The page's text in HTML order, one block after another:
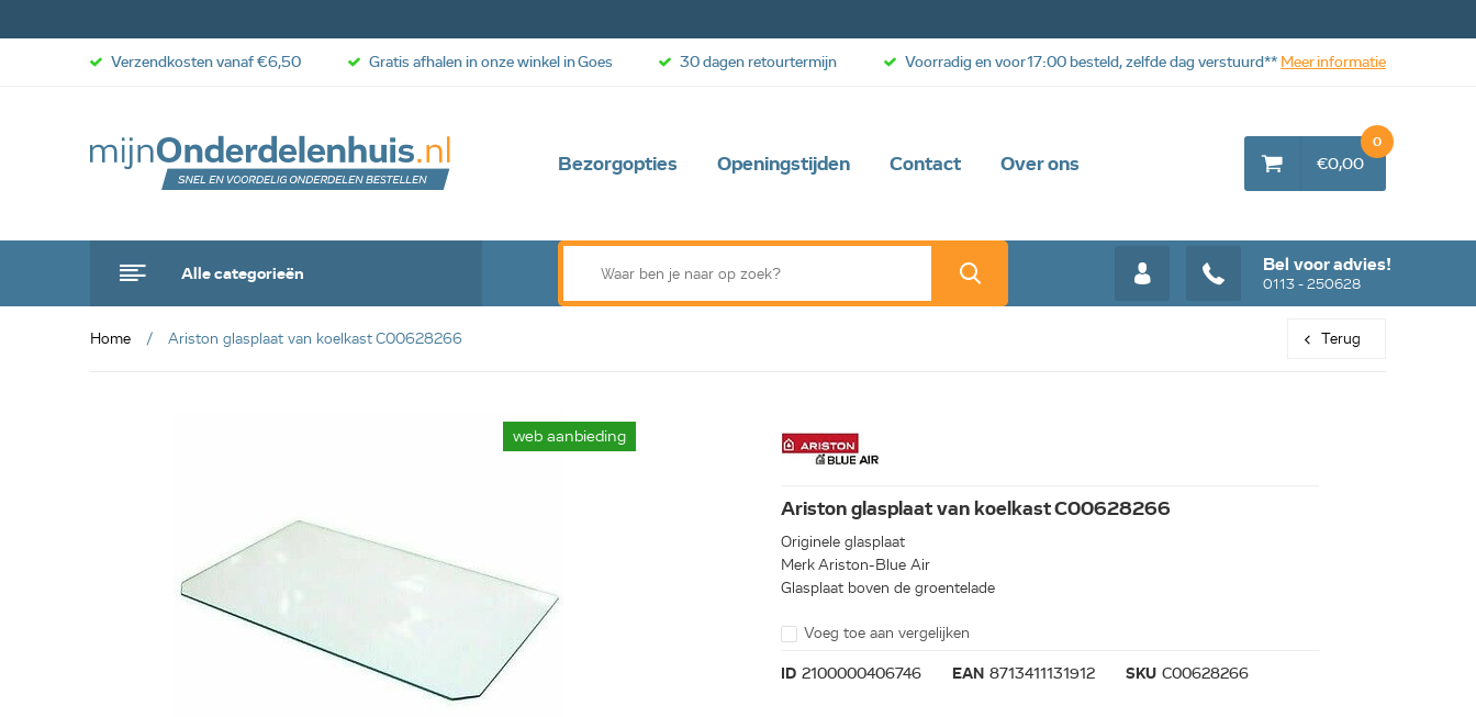
Bezorgopties Openingstijden Contact Over ons
Alle categorieën Bel voor advies!
0113 - 250628
€0,00
0
Verzendkosten vanaf €6,50 Gratis afhalen in onze winkel in Goes 30 dagen retourtermijn Voorradig en voor 17:00 besteld, zelfde dag verstuurd** Meer informatie
Home Ariston glasplaat van koelkast C00628266 Terug
web aanbieding
Ariston glasplaat van koelkast C00628266
Originele glasplaat
Merk Ariston-Blue Air
Glasplaat boven de groentelade
Voeg toe aan vergelijken
ID 2100000406746 EAN 8713411131912 SKU C00628266